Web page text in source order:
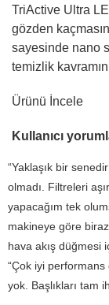
TriActive Ultra
gözden
sayesinde nano
temizlik
Ürünü İncele
Kullanıcı
“Yaklaşık bir
olmadı. Filtreleri
yapacağım tek
makineye göre
hava akış düğmesi
“Çok iyi performans
yok. Başlıkları tam